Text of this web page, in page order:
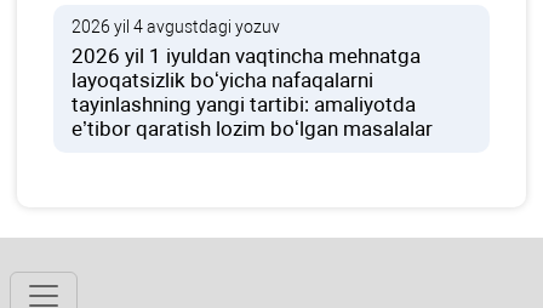
2026 yil 4 avgustdagi yozuv
2026 yil 1 iyuldan vaqtincha mehnatga
layoqatsizlik boʻyicha nafaqalarni
tayinlashning yangi tartibi: amaliyotda
e’tibor qaratish lozim boʻlgan masalalar